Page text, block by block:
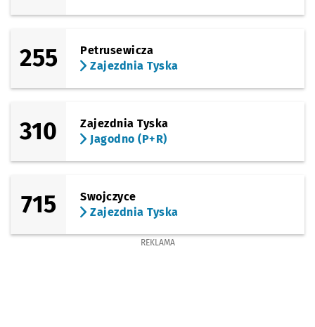
255
Petrusewicza
Zajezdnia Tyska
310
Zajezdnia Tyska
Jagodno (P+R)
715
Swojczyce
Zajezdnia Tyska
REKLAMA